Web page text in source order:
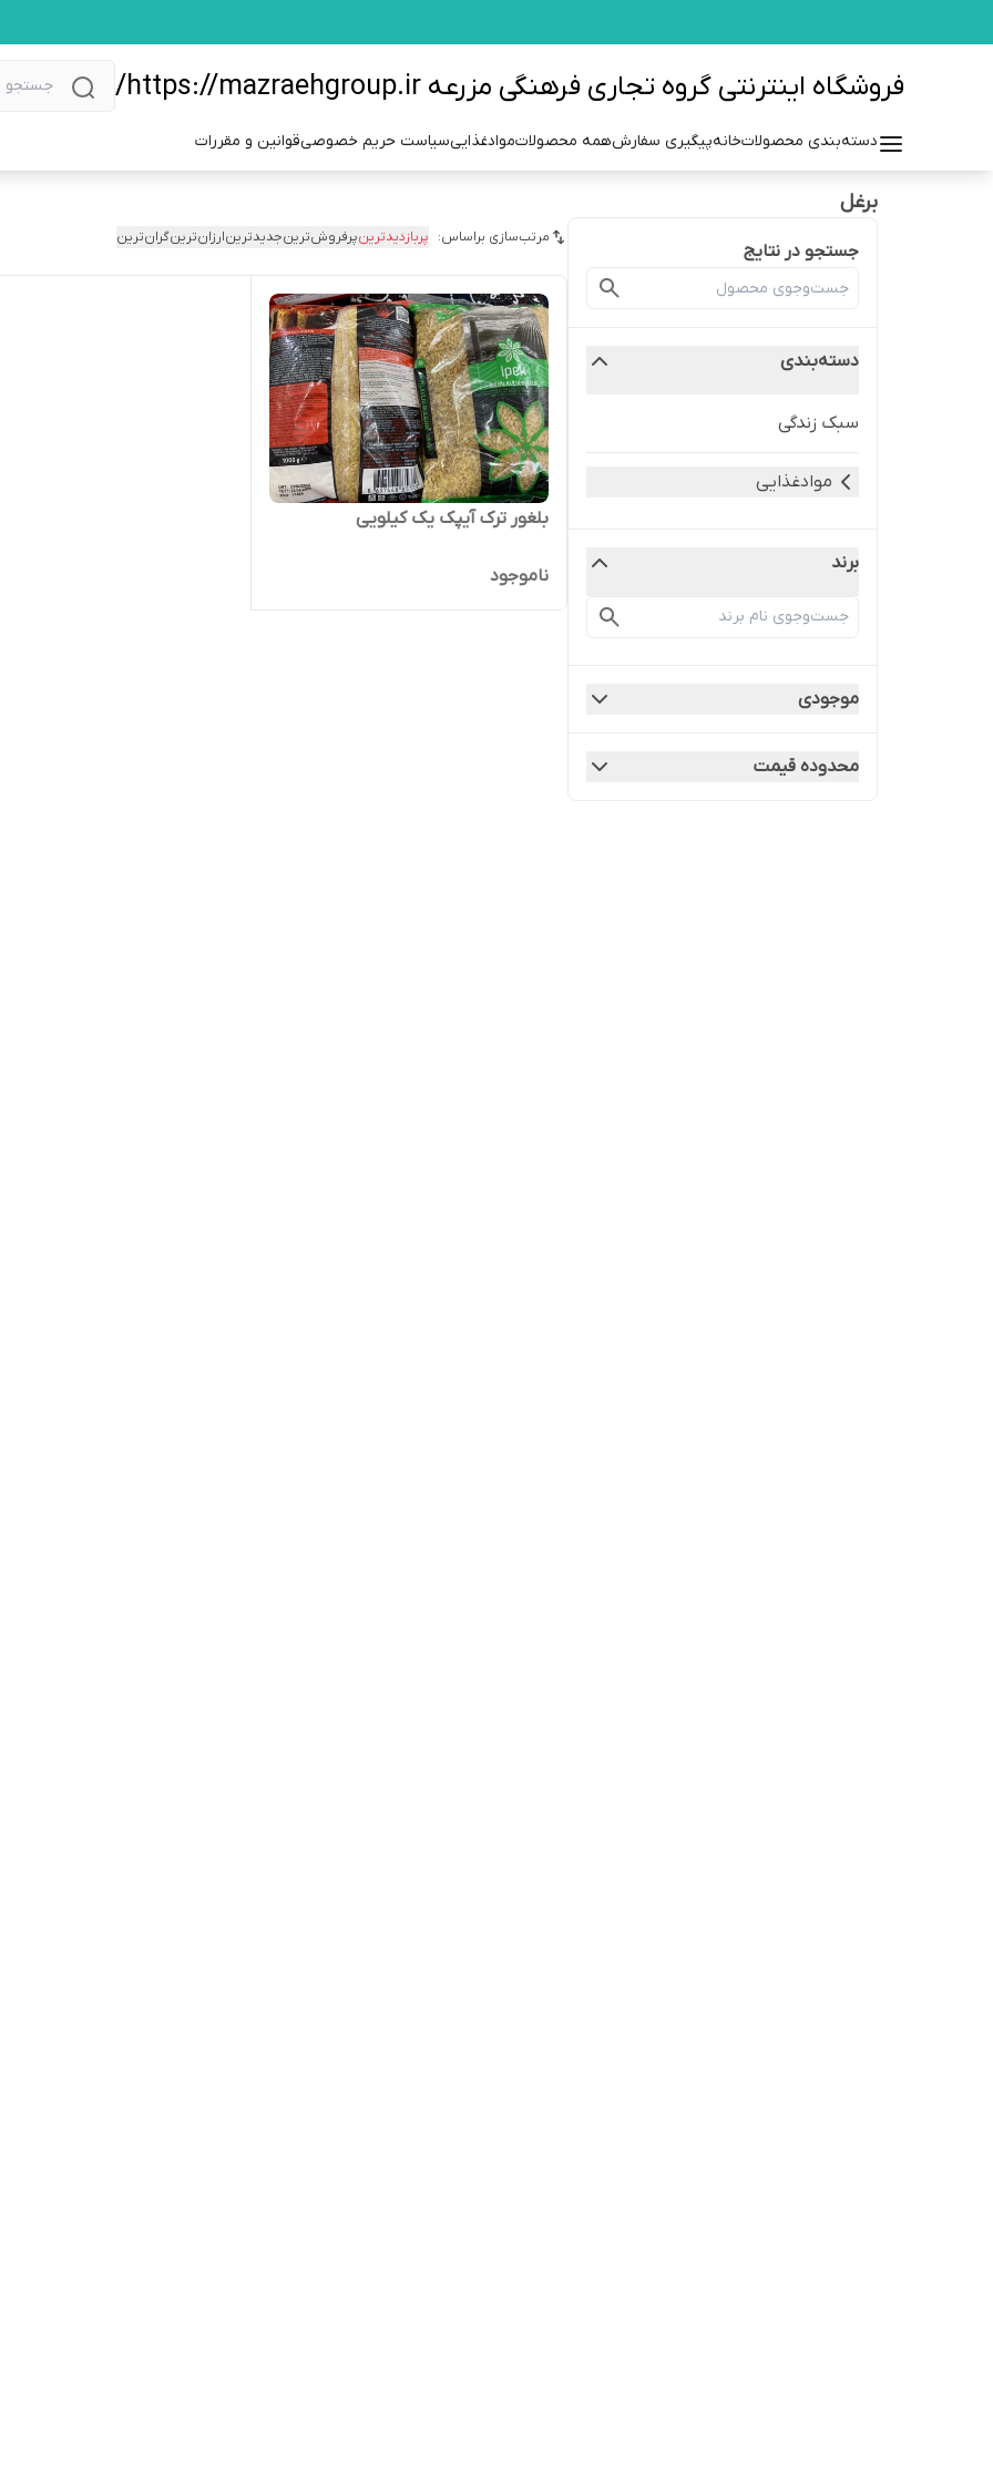
فروشگاه اینترنتی گروه تجاری فرهنگی مزرعه https://mazraehgroup.ir/
دسته‌بندی محصولاتخانهپیگیری سفارشهمه محصولاتموادغذاییسیاست حریم خصوصیقوانین و مقررات
برغل
جستجو در نتایج
دسته‌بندی
سبک زندگی
موادغذایی
برند
موجودی
محدوده قیمت
مرتب‌سازی براساس: پربازدیدترینپرفروش‌ترینجدیدترینارزان‌ترینگران‌ترین
بلغور ترک آیپک یک کیلویی
ناموجود